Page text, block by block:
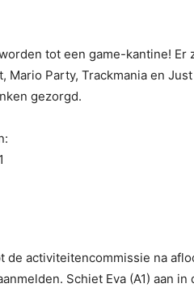
tot een game-kantine! Er
Mario Party, Trackmania en
gezorgd.
de activiteitencommissie na
Schiet Eva (A1) aan in